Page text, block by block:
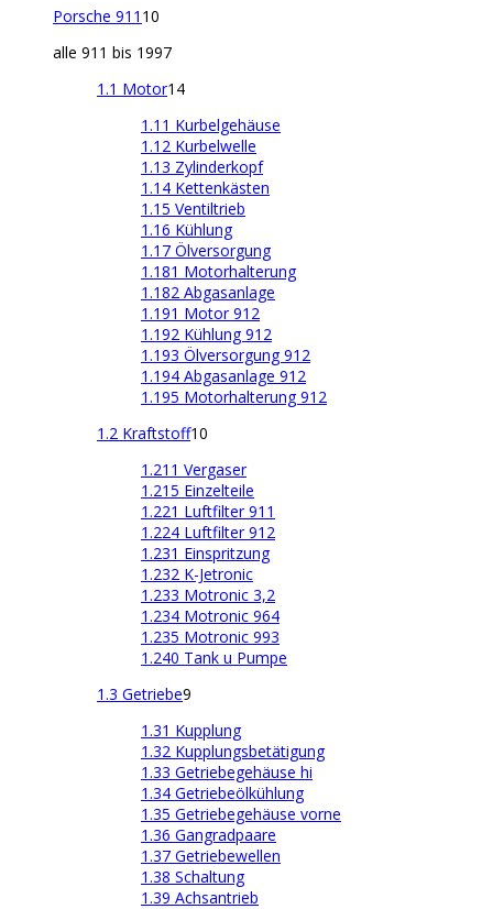
Porsche 911 10
alle 911 bis 1997
1.1 Motor14
1.11 Kurbelgehäuse
1.12 Kurbelwelle
1.13 Zylinderkopf
1.14 Kettenkästen
1.15 Ventiltrieb
1.16 Kühlung
1.17 Ölversorgung
1.181 Motorhalterung
1.182 Abgasanlage
1.191 Motor 912
1.192 Kühlung 912
1.193 Ölversorgung 912
1.194 Abgasanlage 912
1.195 Motorhalterung 912
1.2 Kraftstoff10
1.211 Vergaser
1.215 Einzelteile
1.221 Luftfilter 911
1.224 Luftfilter 912
1.231 Einspritzung
1.232 K-Jetronic
1.233 Motronic 3,2
1.234 Motronic 964
1.235 Motronic 993
1.240 Tank u Pumpe
1.3 Getriebe9
1.31 Kupplung
1.32 Kupplungsbetätigung
1.33 Getriebegehäuse hi
1.34 Getriebeölkühlung
1.35 Getriebegehäuse vorne
1.36 Gangradpaare
1.37 Getriebewellen
1.38 Schaltung
1.39 Achsantrieb